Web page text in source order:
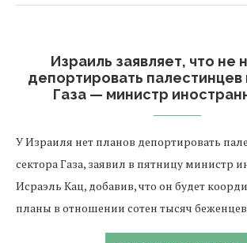
Израиль заявляет, что не
депортировать палестинцев
Газа — министр
У Израиля нет планов депортировать
сектора Газа, заявил в пятницу министр
Исраэль Кац, добавив, что он будет
планы в отношении сотен тысяч